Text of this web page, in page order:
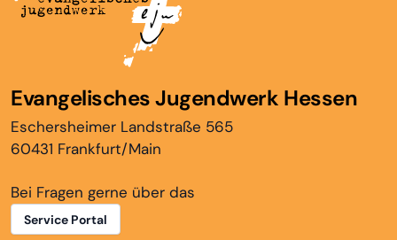
Evangelisches Jugendwerk Hessen
Eschersheimer Landstraße 565
60431 Frankfurt/Main
Bei Fragen gerne über das
Service Portal